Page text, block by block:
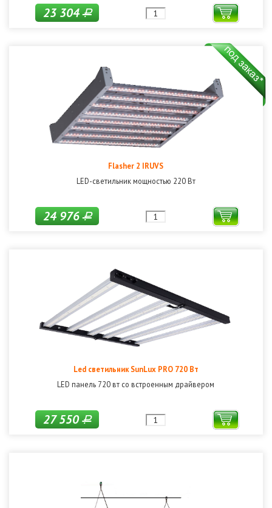
23 304Р
Flasher 2 IRUVS
LED-светильник мощностью 220 Вт
24 976Р
Led светильник SunLux PRO 720 Вт
LED панель 720 вт со встроенным драйвером
27 550Р